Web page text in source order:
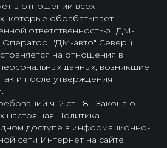
в отношении всех
которые обрабатывает
ответственностью "ДМ-
Оператор, "ДМ-авто" Север").
на отношения в
данных, возникшие
и после утверждения
ч. 2 ст. 18.1 Закона о
настоящая Политика
доступе в информационно-
сети Интернет на сайте